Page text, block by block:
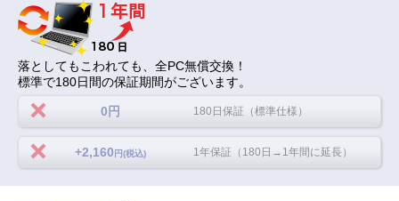
落としてもこわれても、全PC無償交換！
標準で180日間の保証期間がございます。
0円 180日保証（標準仕様）
+2,160 円(税込) 1年保証（180日→1年間に延長）